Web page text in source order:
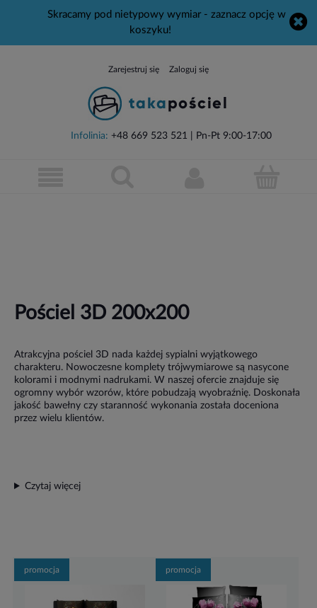
Skracamy pod nietypowy wymiar - zaznacz opcję w
koszyku!
Zarejestruj się Zaloguj się
Infolinia: +48 669 523 521 | Pn-Pt 9:00-17:00
Pościel 3D 200x200
Atrakcyjna pościel 3D nada każdej sypialni wyjątkowego
charakteru. Nowoczesne komplety trójwymiarowe są nasycone
kolorami i modnymi nadrukami. W naszej ofercie znajduje się
ogromny wybór wzorów, które pobudzają wyobraźnię. Doskonała
jakość bawełny czy staranność wykonania została doceniona
przez wielu klientów.
Czytaj więcej
promocja promocja